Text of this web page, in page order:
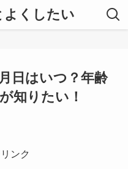
よくしたい
日はいつ？年齢
知りたい！
ンク